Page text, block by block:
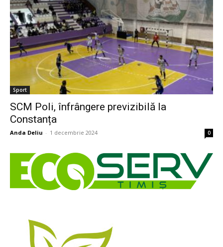
Sport
SCM Poli, înfrângere previzibilă la
Constanța
Anda Deliu - 1 decembrie 2024 0